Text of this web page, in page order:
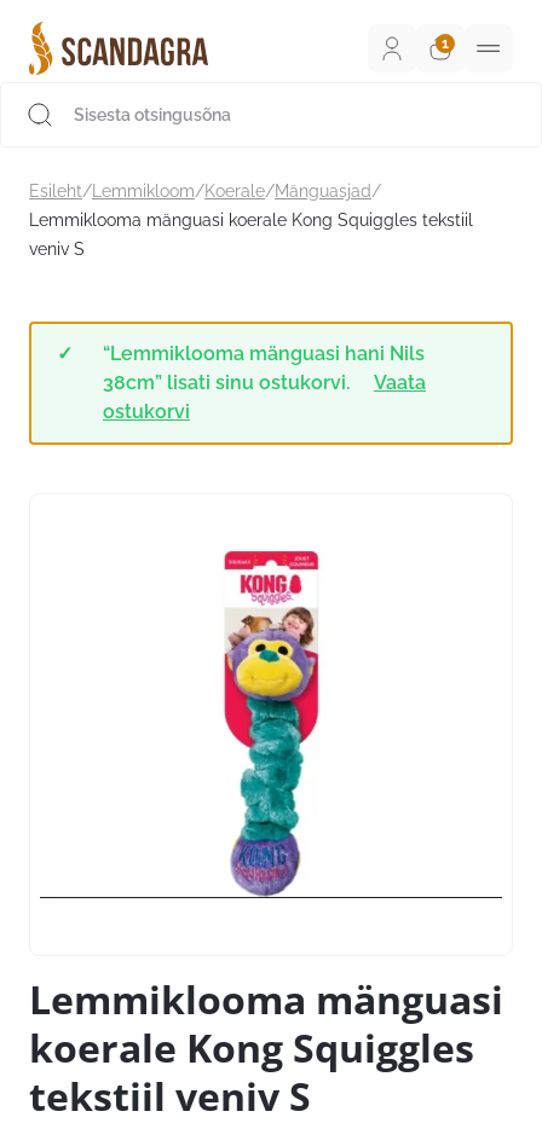
sisu
juurde
Esileht/ Lemmikloom/Koerale/Mänguasjad/
Lemmiklooma mänguasi koerale Kong Squiggles tekstiil
veniv S
“Lemmiklooma mänguasi hani Nils
38cm” lisati sinu ostukorvi.
Vaata
ostukorvi
Lemmiklooma mänguasi
koerale Kong Squiggles
tekstiil veniv S